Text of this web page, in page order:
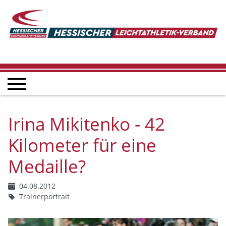
Irina Mikitenko - 42
Kilometer für eine
Medaille?
04.08.2012
Trainerportrait